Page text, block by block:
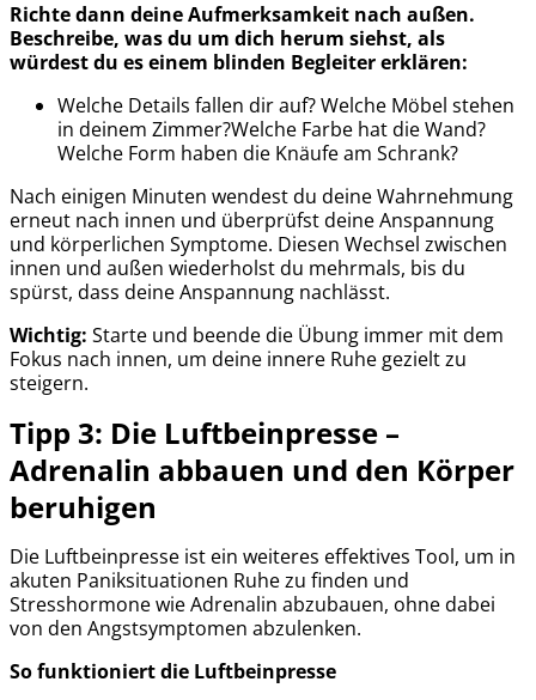
Richte dann deine Aufmerksamkeit nach außen.
Beschreibe, was du um dich herum siehst, als
würdest du es einem blinden Begleiter erklären:
Welche Details fallen dir auf? Welche Möbel stehen
in deinem Zimmer?Welche Farbe hat die Wand?
Welche Form haben die Knäufe am Schrank?
Nach einigen Minuten wendest du deine Wahrnehmung
erneut nach innen und überprüfst deine Anspannung
und körperlichen Symptome. Diesen Wechsel zwischen
innen und außen wiederholst du mehrmals, bis du
spürst, dass deine Anspannung nachlässt.
Wichtig: Starte und beende die Übung immer mit dem
Fokus nach innen, um deine innere Ruhe gezielt zu
steigern.
Tipp 3: Die Luftbeinpresse –
Adrenalin abbauen und den Körper
beruhigen
Die Luftbeinpresse ist ein weiteres effektives Tool, um in
akuten Paniksituationen Ruhe zu finden und
Stresshormone wie Adrenalin abzubauen, ohne dabei
von den Angstsymptomen abzulenken.
So funktioniert die Luftbeinpresse